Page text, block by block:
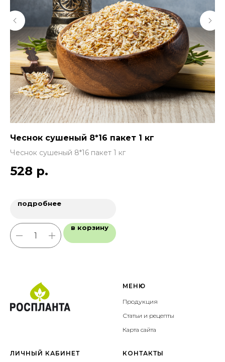
Чеснок сушеный 8*16 пакет 1 кг
Чеснок сушеный 8*16 пакет 1 кг
528 р.
подробнее
в корзину
МЕНЮ
Продукция
Статьи и рецепты
Карта сайта
ЛИЧНЫЙ КАБИНЕТ КОНТАКТЫ